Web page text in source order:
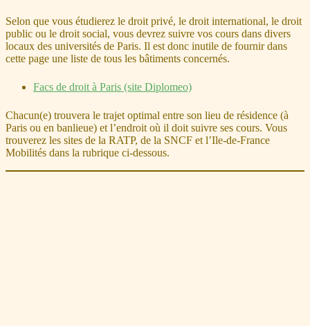
Selon que vous étudierez le droit privé, le droit international, le droit
public ou le droit social, vous devrez suivre vos cours dans divers
locaux des universités de Paris. Il est donc inutile de fournir dans
cette page une liste de tous les bâtiments concernés.
Facs de droit à Paris (site Diplomeo)
Chacun(e) trouvera le trajet optimal entre son lieu de résidence (à
Paris ou en banlieue) et l’endroit où il doit suivre ses cours. Vous
trouverez les sites de la RATP, de la SNCF et l’Ile-de-France
Mobilités dans la rubrique ci-dessous.